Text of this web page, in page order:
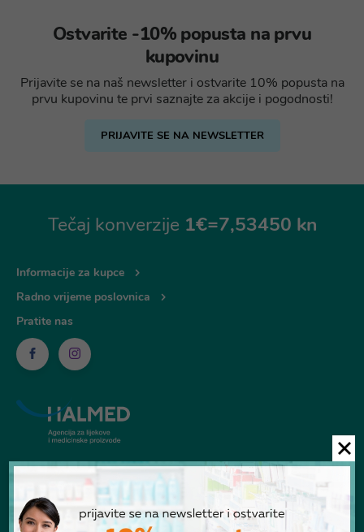
Ostvarite -10% popusta na prvu
kupovinu
Prijavite se na naš newsletter i ostvarite 10% popusta na
prvu kupovinu te prvi saznajte za akcije i pogodnosti!
PRIJAVITE SE NA NEWSLETTER
Tečaj konverzije 1€=7,53450 kn
Informacije za kupce
Radno vrijeme poslovnica
Pratite nas
© Ljekarna Talan 2026